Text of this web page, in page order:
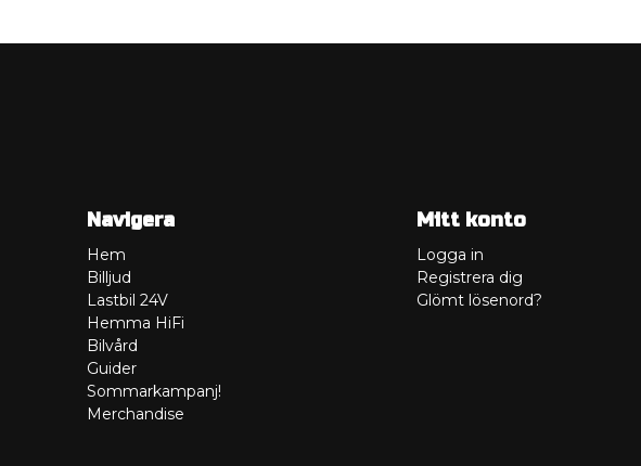
Navigera
Hem
Billjud
Lastbil 24V
Hemma HiFi
Bilvård
Guider
Sommarkampanj!
Merchandise
Mitt konto
Logga in
Registrera dig
Glömt lösenord?